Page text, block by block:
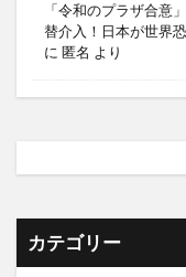
「令和のプラザ合意
替介入！日本が世界
に 匿名 より
カテゴリー